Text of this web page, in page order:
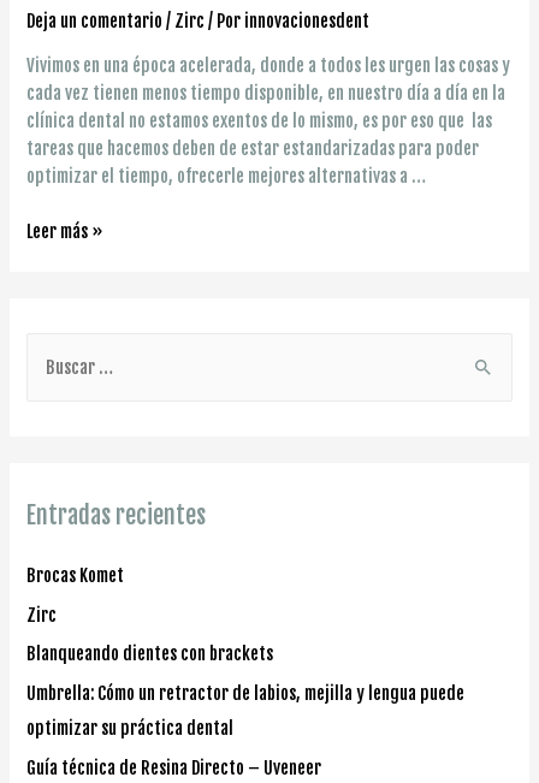
Deja un comentario / Zirc / Por innovacionesdent
Vivimos en una época acelerada, donde a todos les urgen las cosas y
cada vez tienen menos tiempo disponible, en nuestro día a día en la
clínica dental no estamos exentos de lo mismo, es por eso que las
tareas que hacemos deben de estar estandarizadas para poder
optimizar el tiempo, ofrecerle mejores alternativas a …
Zirc
Leer más »
r
r
:
Entradas recientes
Brocas Komet
Zirc
Blanqueando dientes con brackets
Umbrella: Cómo un retractor de labios, mejilla y lengua puede
optimizar su práctica dental
Guía técnica de Resina Directo – Uveneer